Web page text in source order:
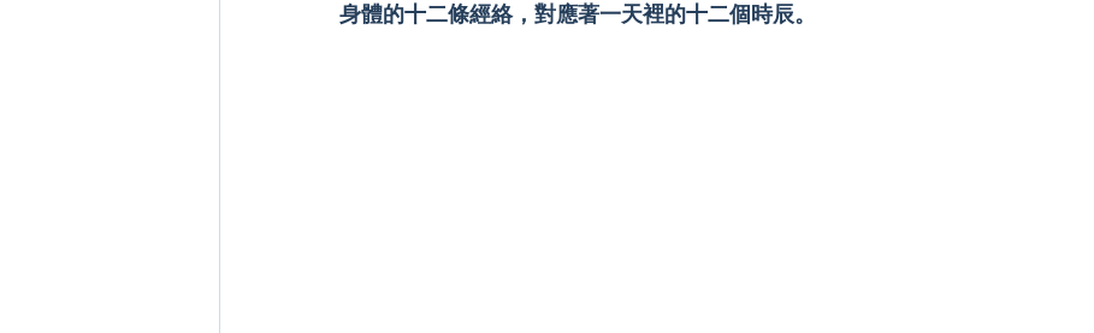
身體的十二條經絡，對應著一天裡的十二個時辰。